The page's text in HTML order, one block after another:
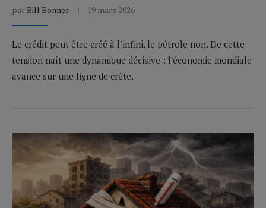
par Bill Bonner 19 mars 2026
Le crédit peut être créé à l’infini, le pétrole non. De cette
tension naît une dynamique décisive : l’économie mondiale
avance sur une ligne de crête.